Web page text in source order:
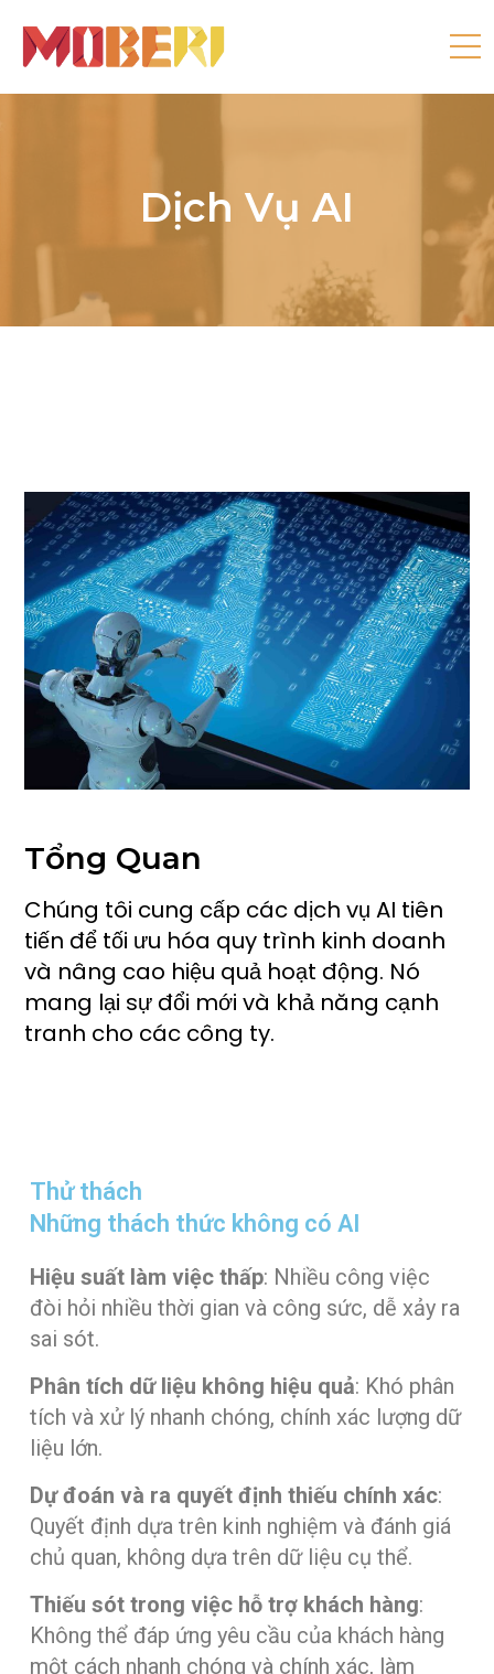
Dịch Vụ AI
Tổng Quan
Chúng tôi cung cấp các dịch vụ AI tiên
tiến để tối ưu hóa quy trình kinh doanh
và nâng cao hiệu quả hoạt động. Nó
mang lại sự đổi mới và khả năng cạnh
tranh cho các công ty.
Thử thách ​
Những thách thức không có AI
Hiệu suất làm việc thấp: Nhiều công việc
đòi hỏi nhiều thời gian và công sức, dễ xảy ra
sai sót.
Phân tích dữ liệu không hiệu quả: Khó phân
tích và xử lý nhanh chóng, chính xác lượng dữ
liệu lớn.
Dự đoán và ra quyết định thiếu chính xác:
Quyết định dựa trên kinh nghiệm và đánh giá
chủ quan, không dựa trên dữ liệu cụ thể.
Thiếu sót trong việc hỗ trợ khách hàng:
Không thể đáp ứng yêu cầu của khách hàng
một cách nhanh chóng và chính xác, làm